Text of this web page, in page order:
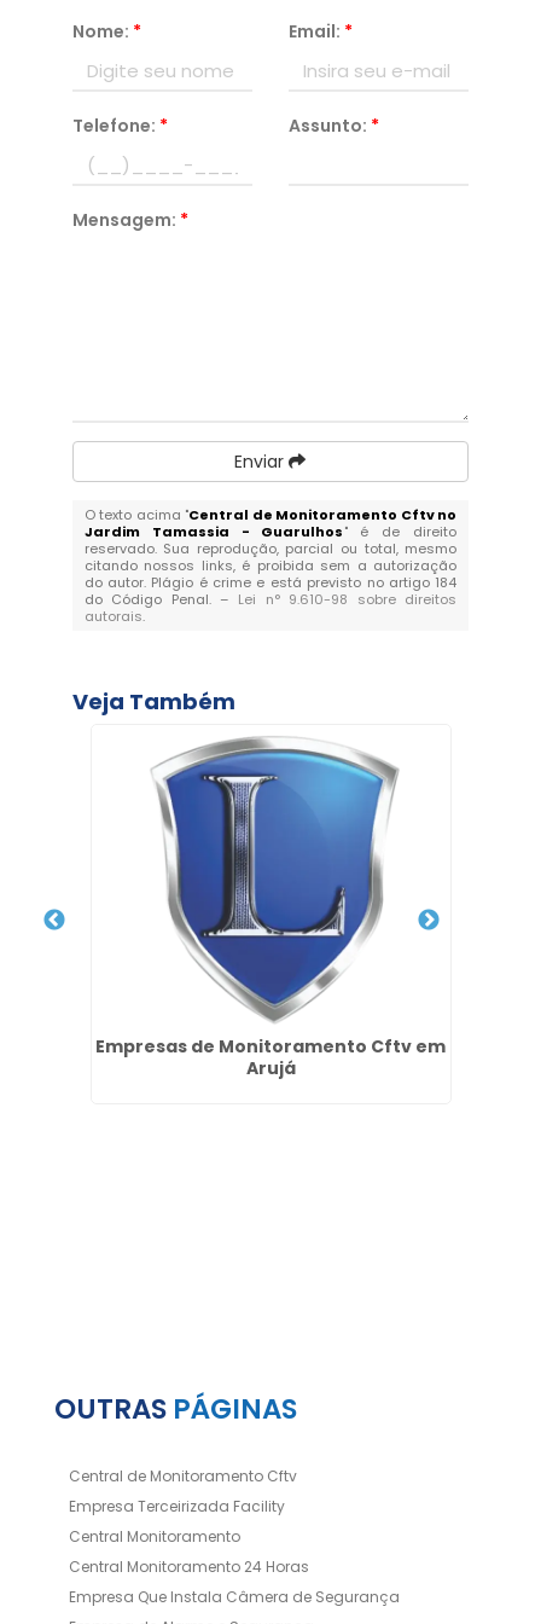
Nome: * Email: *
Telefone: * Assunto: *
Mensagem: *
Enviar
O texto acima "Central de Monitoramento Cftv no
Jardim Tamassia - Guarulhos" é de direito
reservado. Sua reprodução, parcial ou total, mesmo
citando nossos links, é proibida sem a autorização
do autor. Plágio é crime e está previsto no artigo 184
do Código Penal. – Lei n° 9.610-98 sobre direitos
autorais.
Veja Também
Empresas de Monitoramento Cftv em
Arujá
OUTRAS PÁGINAS
Central de Monitoramento Cftv
Empresa Terceirizada Facility
Central Monitoramento
Central Monitoramento 24 Horas
Empresa Que Instala Câmera de Segurança